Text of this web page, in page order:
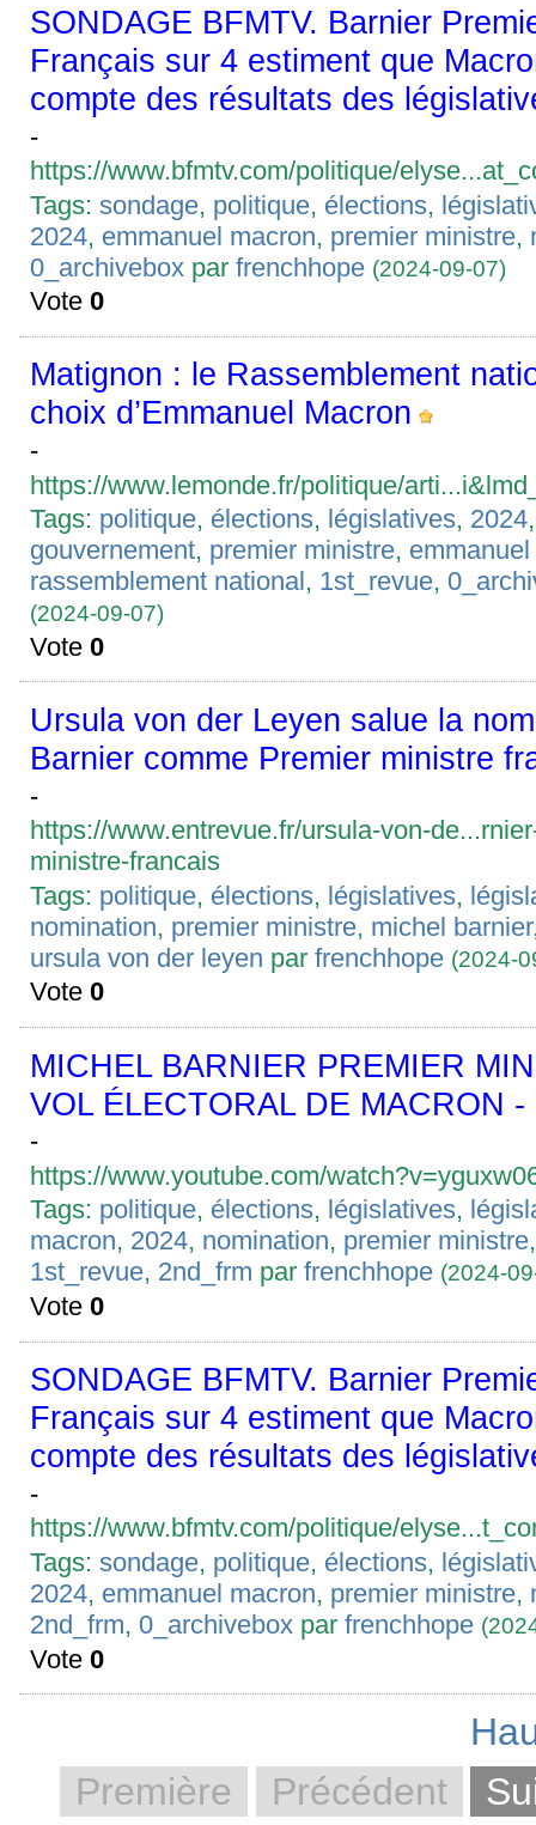
SONDAGE BFMTV. Barnier
Français sur 4 estiment que
compte des résultats des
-
https://www.bfmtv.com/politique/
Tags:sondage, politique, élections,
2024, emmanuel macron, premier ministre,
0_archivebox parfrenchhope (2024-09-07)
Vote0
Matignon : le Rassemblement
choix d’Emmanuel Macron
-
https://www.lemonde.fr/politique/
Tags: politique, élections, législatives, 2024
gouvernement, premier ministre,
rassemblement national , 1st_revue,
(2024-09-07)
Vote0
Ursula von der Leyen salue la
Barnier comme Premier ministre
-
https://www.entrevue.fr/ursula-von-
ministre-francais
Tags: politique, élections, législatives,
nomination, premier ministre, michel barnier
ursula von der leyen parfrenchhope (2024-
Vote0
MICHEL BARNIER PREMIER
VOL ÉLECTORAL DE MACRON -
-
https://www.youtube.com/
Tags: politique, élections, législatives,
macron, 2024, nomination, premier ministre
1st_revue, 2nd_frm parfrenchhope (2024-
Vote0
SONDAGE BFMTV. Barnier
Français sur 4 estiment que
compte des résultats des
-
https://www.bfmtv.com/politique/
Tags:sondage, politique, élections,
2024, emmanuel macron, premier ministre,
2nd_frm,0_archivebox parfrenchhope
Vote0
Première
Précédent